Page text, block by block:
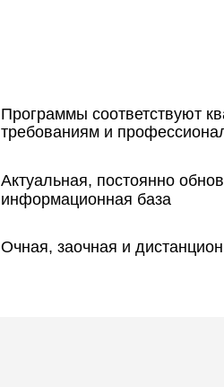
Программы соответствуют
требованиям и
Актуальная, постоянно
информационная база
Очная, заочная и